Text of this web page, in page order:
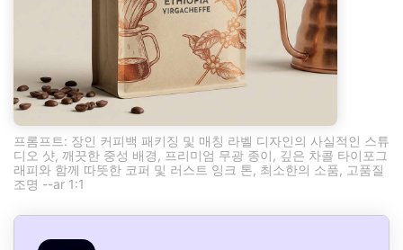
프롬프트: 장인 커피백 패키징 및 매칭 라벨 디자인의 사실적인 스튜
디오 샷, 깨끗한 중성 배경, 프리미엄 무광 종이, 깊은 차콜 타이포그
래피와 함께 따뜻한 코퍼 및 러스트 잉크 톤, 최소한의 소품, 고품질
조명 --ar 1:1